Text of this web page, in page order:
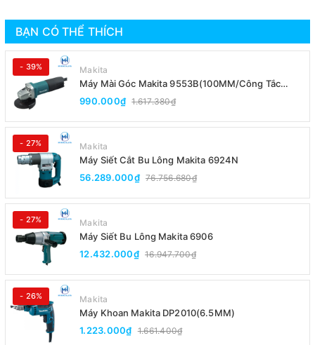
BẠN CÓ THỂ THÍCH
- 39% Makita
Máy Mài Góc Makita 9553B(100MM/Công Tắc
Đuôi)
990.000₫ 1.617.380₫
- 27% Makita
Máy Siết Cắt Bu Lông Makita 6924N
56.289.000₫ 76.756.680₫
- 27% Makita
Máy Siết Bu Lông Makita 6906
12.432.000₫ 16.947.700₫
- 26% Makita
Máy Khoan Makita DP2010(6.5MM)
1.223.000₫ 1.661.400₫